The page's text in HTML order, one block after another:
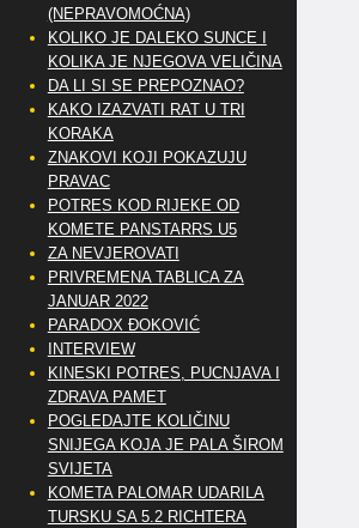
(NEPRAVOMOĆNA)
KOLIKO JE DALEKO SUNCE I
KOLIKA JE NJEGOVA VELIČINA
DA LI SI SE PREPOZNAO?
KAKO IZAZVATI RAT U TRI
KORAKA
ZNAKOVI KOJI POKAZUJU
PRAVAC
POTRES KOD RIJEKE OD
KOMETE PANSTARRS U5
ZA NEVJEROVATI
PRIVREMENA TABLICA ZA
JANUAR 2022
PARADOX ĐOKOVIĆ
INTERVIEW
KINESKI POTRES, PUCNJAVA I
ZDRAVA PAMET
POGLEDAJTE KOLIČINU
SNIJEGA KOJA JE PALA ŠIROM
SVIJETA
KOMETA PALOMAR UDARILA
TURSKU SA 5.2 RICHTERA